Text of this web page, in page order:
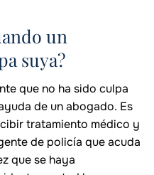
un
suya?
que no ha sido culpa
de un abogado. Es
tratamiento médico y
de policía que acuda
que se haya